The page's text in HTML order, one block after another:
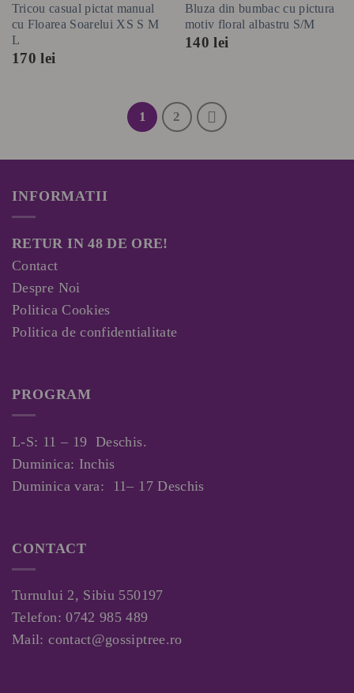
Tricou casual pictat manual
cu Floarea Soarelui XS S M
L
170lei
Bluza din bumbac cu pictura
motiv floral albastru S/M
140lei
1 2
INFORMATII
RETUR IN 48 DE ORE!
Contact
Despre Noi
Politica Cookies
Politica de confidentialitate
PROGRAM
L-S: 11 – 19 Deschis.
Duminica: Inchis
Duminica vara: 11– 17 Deschis
CONTACT
Turnului 2, Sibiu 550197
Telefon:0742 985 489
Mail:contact@gossiptree.ro